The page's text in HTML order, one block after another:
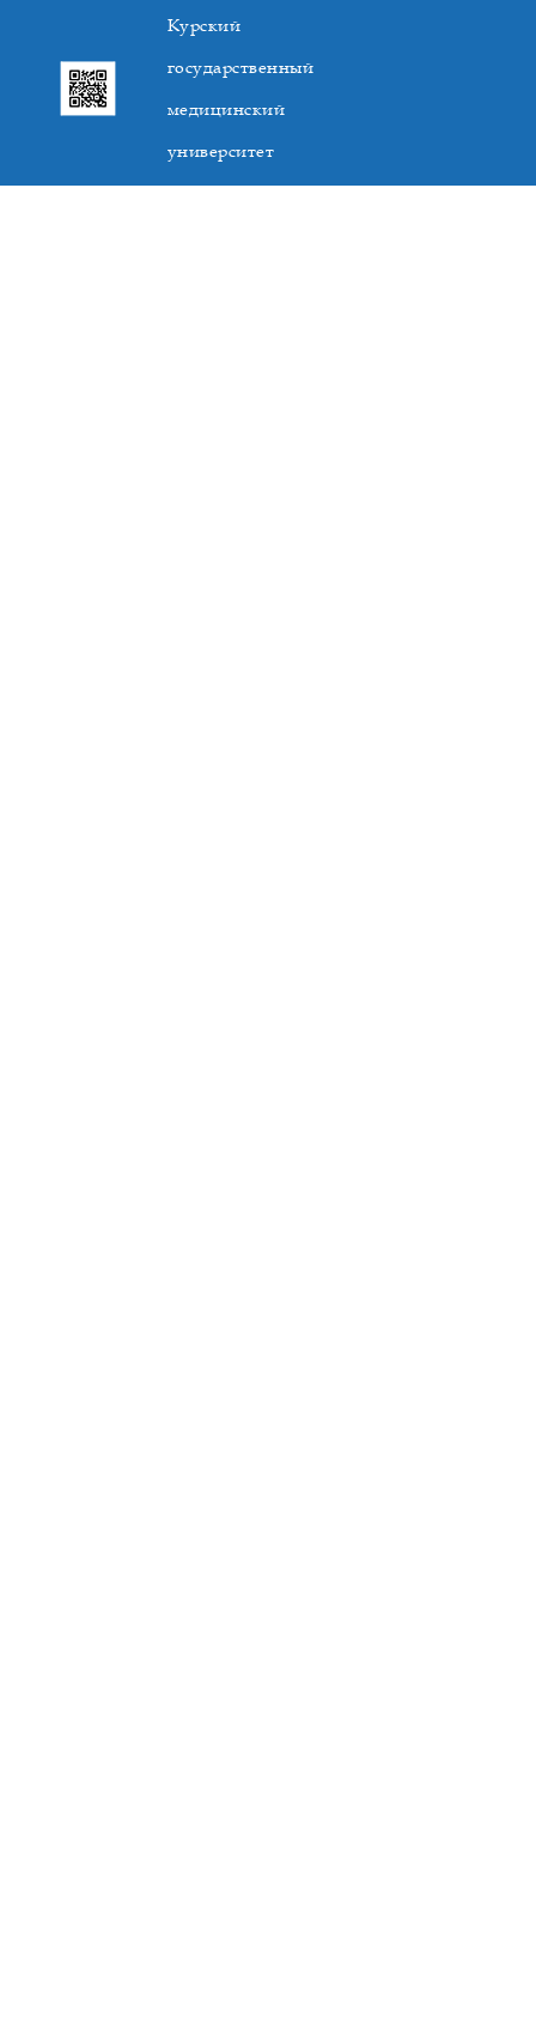
Курский
государственный
медицинский
университет